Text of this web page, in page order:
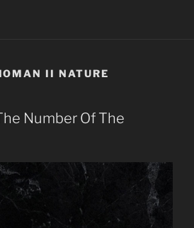
II NATURE
Number Of The